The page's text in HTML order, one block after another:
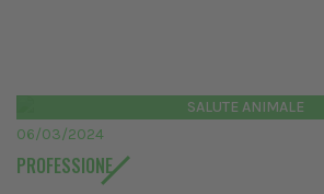
SALUTE ANIMALE
06/03/2024
PROFESSIONE